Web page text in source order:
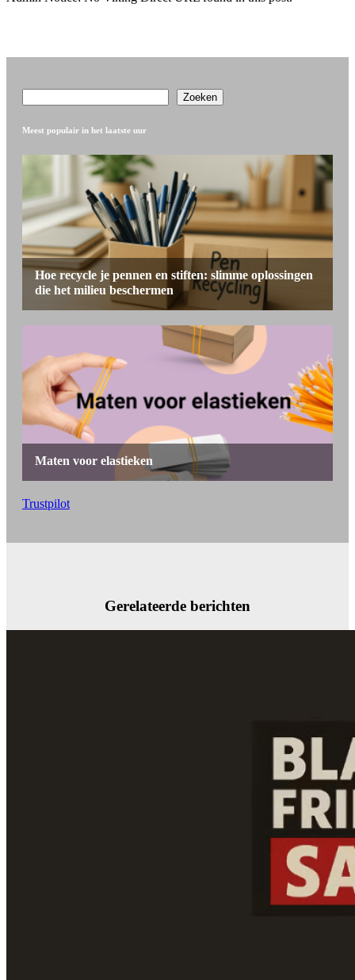
Zoeken
Meest populair in het laatste uur
Trustpilot
Gerelateerde berichten